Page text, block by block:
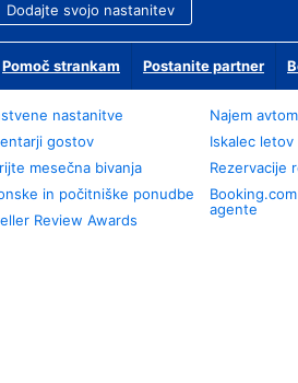
Dodajte svojo nastanitev
Pomoč strankam Postanite partner
nastanitve
gostov
mesečna bivanja
in počitniške ponudbe
Review Awards
Najem
Iskalec letov
Rezervacije
agente